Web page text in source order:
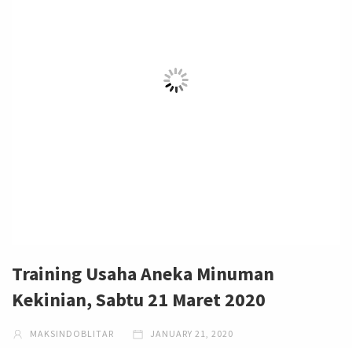
Training Usaha Aneka Minuman
Kekinian, Sabtu 21 Maret 2020
MAKSINDOBLITAR JANUARY 21, 2020